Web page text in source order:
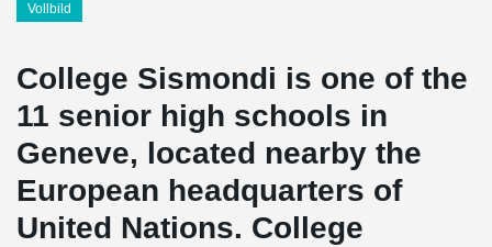
Vollbild
College Sismondi is one of the
11 senior high schools in
Geneve, located nearby the
European headquarters of
United Nations. College